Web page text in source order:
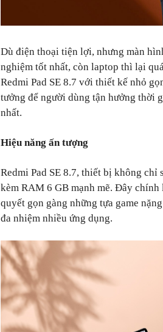
Dù điện thoại tiện lợi, nhưng màn
nghiệm tốt nhất, còn laptop thì lại
Redmi Pad SE 8.7 với thiết kế nhỏ
tưởng để người dùng tận hưởng thời
nhất.
Hiệu năng ấn tượng
Redmi Pad SE 8.7, thiết bị không
kèm RAM 6 GB mạnh mẽ. Đây
quyết gọn gàng những tựa game
đa nhiệm nhiều ứng dụng.